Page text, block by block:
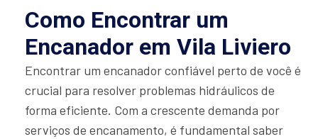
Como Encontrar um
Encanador em Vila Liviero
Encontrar um encanador confiável perto de você é
crucial para resolver problemas hidráulicos de
forma eficiente. Com a crescente demanda por
serviços de encanamento, é fundamental saber